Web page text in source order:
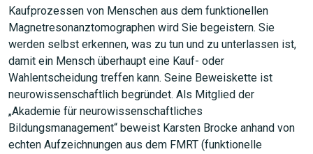
Kaufprozessen von Menschen aus dem funktionellen
Magnetresonanztomographen wird Sie begeistern. Sie
werden selbst erkennen, was zu tun und zu unterlassen ist,
damit ein Mensch überhaupt eine Kauf- oder
Wahlentscheidung treffen kann. Seine Beweiskette ist
neurowissenschaftlich begründet. Als Mitglied der
„Akademie für neurowissenschaftliches
Bildungsmanagement“ beweist Karsten Brocke anhand von
echten Aufzeichnungen aus dem FMRT (funktionelle